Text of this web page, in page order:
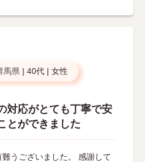
馬県 | 40代 | 女性
対応がとても丁寧で安
とができました
うございました。 感謝して